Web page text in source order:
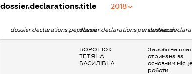
dossier.declarations.title 2018
dossier.declarations.pepNamedossier.declarations.personName
ВОРОНЮК
ТЕТЯНА
ВАСИЛІВНА
Заробітна
отримана за
основним
роботи